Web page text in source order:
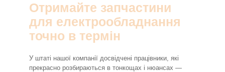
Отримайте запчастини
для електрообладнання
точно в термін
У штаті нашої компанії досвідчені працівники, які
прекрасно розбираються в тонкощах і нюансах —